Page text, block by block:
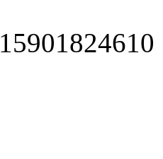
15901824610